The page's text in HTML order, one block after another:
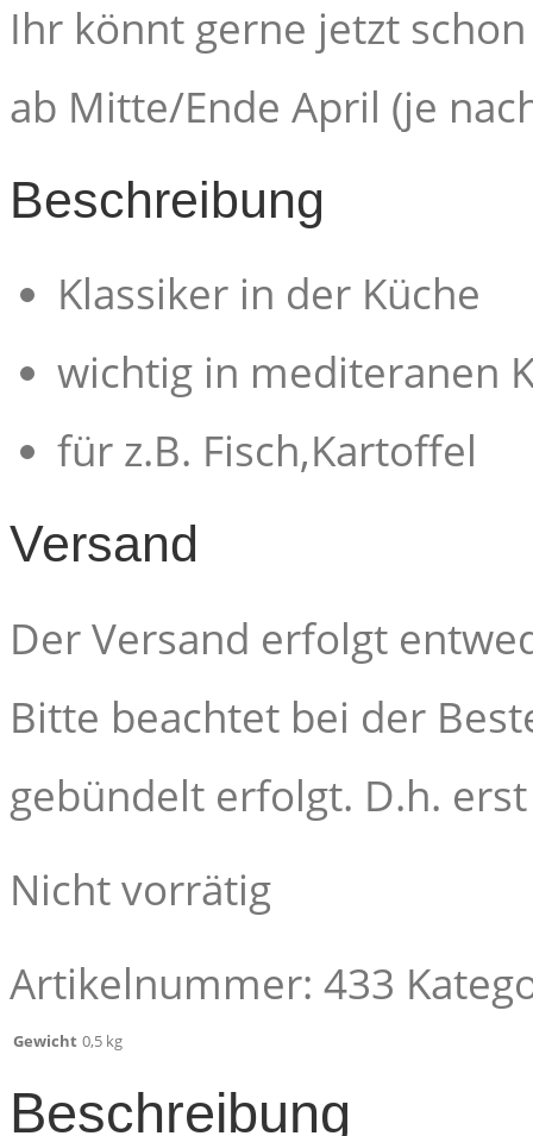
Ihr könnt gerne jetzt
ab Mitte/Ende April (je
Beschreibung
Klassiker in der Küche
wichtig in mediteranen
für z.B. Fisch,Kartoffel
Versand
Der Versand erfolgt
Bitte beachtet bei der
gebündelt erfolgt. D.h.
Nicht vorrätig
Artikelnummer: 433
Gewicht 0,5 kg
Beschreibung